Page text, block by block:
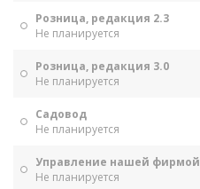
Розница, редакция 2.3
Не планируется
Розница, редакция 3.0
Не планируется
Садовод
Не планируется
Управление нашей фирмой
Не планируется